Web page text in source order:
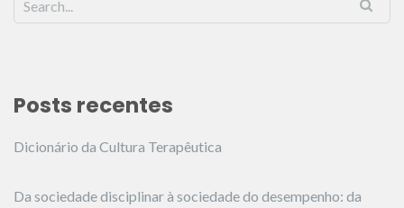
Posts recentes
Dicionário da Cultura Terapêutica
Da sociedade disciplinar à sociedade do desempenho: da